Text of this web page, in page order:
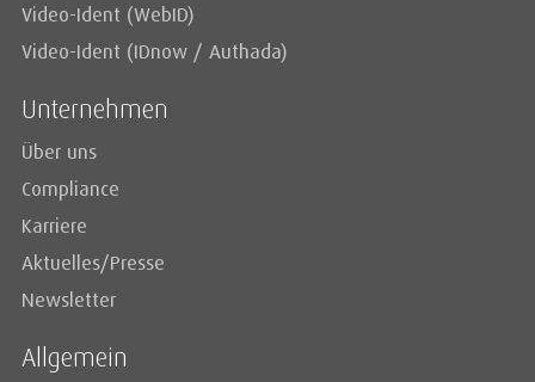
Video-Ident (WebID)
Video-Ident (IDnow / Authada)
Unternehmen
Über uns
Compliance
Karriere
Aktuelles/Presse
Newsletter
Allgemein